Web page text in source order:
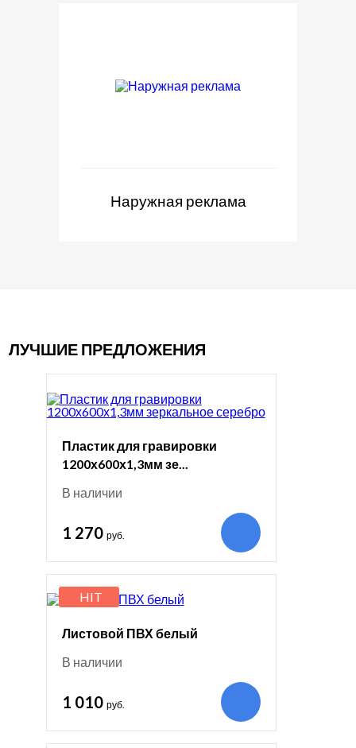
Наружная реклама
ЛУЧШИЕ ПРЕДЛОЖЕНИЯ
Пластик для гравировки
1200х600х1,3мм зе...
В наличии
1 270 руб.
HIT
Листовой ПВХ белый
В наличии
1 010 руб.